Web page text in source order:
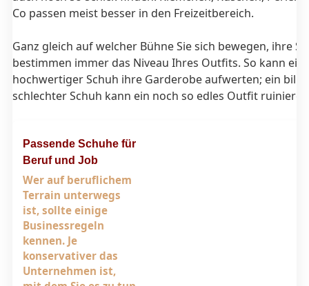
Co passen meist besser in den Freizeitbereich.
Ganz gleich auf welcher Bühne Sie sich bewegen, ihre
bestimmen immer das Niveau Ihres Outfits. So kann ein
hochwertiger Schuh ihre Garderobe aufwerten; ein
schlechter Schuh kann ein noch so edles Outfit
Passende Schuhe für
Beruf und Job
Wer auf beruflichem
Terrain unterwegs
ist, sollte einige
Businessregeln
kennen. Je
konservativer das
Unternehmen ist,